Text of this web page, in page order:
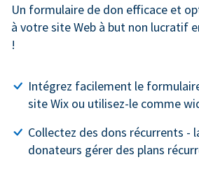
Un formulaire de don efficace et
à votre site Web à but non lucratif
!
Intégrez facilement le
site Wix ou utilisez-le comme
Collectez des dons récurrents -
donateurs gérer des plans